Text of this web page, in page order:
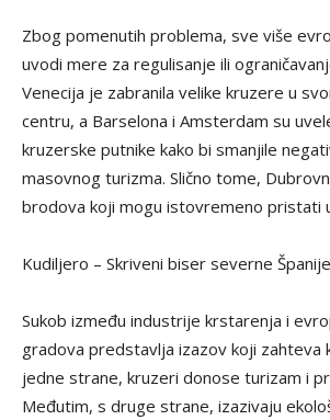
Zbog pomenutih problema, sve više
uvodi mere za regulisanje ili
Venecija je zabranila velike kruzere u
centru, a Barselona i Amsterdam su
kruzerske putnike kako bi smanjile
masovnog turizma. Slično tome,
brodova koji mogu istovremeno pristati
Kudiljero – Skriveni biser severne
Sukob između industrije krstarenja i
gradova predstavlja izazov koji zahteva
jedne strane, kruzeri donose turizam i
Međutim, s druge strane, izazivaju